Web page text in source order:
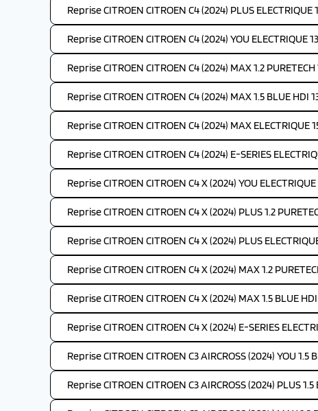
Reprise CITROEN CITROEN C4 (2024) PLUS ELECTRIQUE
Reprise CITROEN CITROEN C4 (2024) YOU ELECTRIQUE
Reprise CITROEN CITROEN C4 (2024) MAX 1.2
Reprise CITROEN CITROEN C4 (2024) MAX 1.5 BLUE HDI
Reprise CITROEN CITROEN C4 (2024) MAX ELECTRIQUE
Reprise CITROEN CITROEN C4 (2024) E-SERIES
Reprise CITROEN CITROEN C4 X (2024) YOU
Reprise CITROEN CITROEN C4 X (2024) PLUS 1.2
Reprise CITROEN CITROEN C4 X (2024) PLUS
Reprise CITROEN CITROEN C4 X (2024) MAX 1.2
Reprise CITROEN CITROEN C4 X (2024) MAX 1.5 BLUE
Reprise CITROEN CITROEN C4 X (2024) E-SERIES
Reprise CITROEN CITROEN C3 AIRCROSS (2024) YOU 1.5
Reprise CITROEN CITROEN C3 AIRCROSS (2024) PLUS